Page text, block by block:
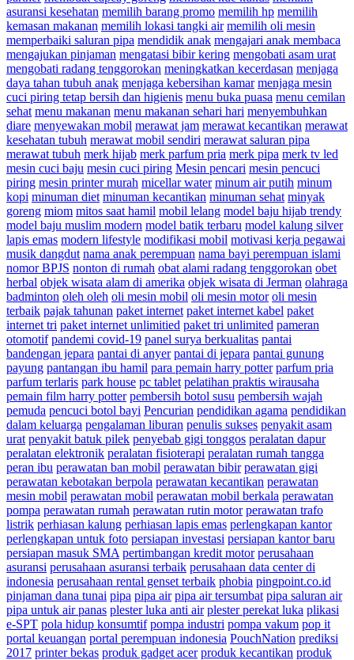
asuransi kesehatan memilih barang promo memilih hp memilih
kemasan makanan memilih lokasi tangki air memilih oli mesin
memperbaiki saluran pipa mendidik anak mengajari anak membaca
mengajukan pinjaman mengatasi bibir kering mengobati asam urat
mengobati radang tenggorokan meningkatkan kecerdasan menjaga
daya tahan tubuh anak menjaga kebersihan kamar menjaga mesin
cuci piring tetap bersih dan higienis menu buka puasa menu cemilan
sehat menu makanan menu makanan sehari hari menyembuhkan
diare menyewakan mobil merawat jam merawat kecantikan merawat
kesehatan tubuh merawat mobil sendiri merawat saluran pipa
merawat tubuh merk hijab merk parfum pria merk pipa merk tv led
mesin cuci baju mesin cuci piring Mesin pencari mesin pencuci
piring mesin printer murah micellar water minum air putih minum
kopi minuman diet minuman kecantikan minuman sehat minyak
goreng miom mitos saat hamil mobil lelang model baju hijab trendy
model baju muslim modern model batik terbaru model kalung silver
lapis emas modern lifestyle modifikasi mobil motivasi kerja pegawai
musik dangdut nama anak perempuan nama bayi perempuan islami
nomor BPJS nonton di rumah obat alami radang tenggorokan obet
herbal objek wisata alam di amerika objek wisata di Jerman olahraga
badminton oleh oleh oli mesin mobil oli mesin motor oli mesin
terbaik pajak tahunan paket internet paket internet kabel paket
internet tri paket internet unlimitied paket tri unlimited pameran
otomotif pandemi covid-19 panel surya berkualitas pantai
bandengan jepara pantai di anyer pantai di jepara pantai gunung
payung pantangan ibu hamil para pemain harry potter parfum pria
parfum terlaris park house pc tablet pelatihan praktis wirausaha
pemain film harry potter pembersih botol susu pembersih wajah
pemuda pencuci botol bayi Pencurian pendidikan agama pendidikan
dalam keluarga pengalaman liburan penulis sukses penyakit asam
urat penyakit batuk pilek penyebab gigi tonggos peralatan dapur
peralatan elektronik peralatan fisioterapi peralatan rumah tangga
peran ibu perawatan ban mobil perawatan bibir perawatan gigi
perawatan kebotakan berpola perawatan kecantikan perawatan
mesin mobil perawatan mobil perawatan mobil berkala perawatan
pompa perawatan rumah perawatan rutin motor perawatan trafo
listrik perhiasan kalung perhiasan lapis emas perlengkapan kantor
perlengkapan untuk foto persiapan investasi persiapan kantor baru
persiapan masuk SMA pertimbangan kredit motor perusahaan
asuransi perusahaan asuransi terbaik perusahaan data center di
indonesia perusahaan rental genset terbaik phobia pingpoint.co.id
pinjaman dana tunai pipa pipa air pipa air tersumbat pipa saluran air
pipa untuk air panas plester luka anti air plester perekat luka plikasi
e-SPT pola hidup konsumtif pompa industri pompa vakum pop it
portal keuangan portal perempuan indonesia PouchNation prediksi
2017 printer bekas produk gadget acer produk kecantikan produk